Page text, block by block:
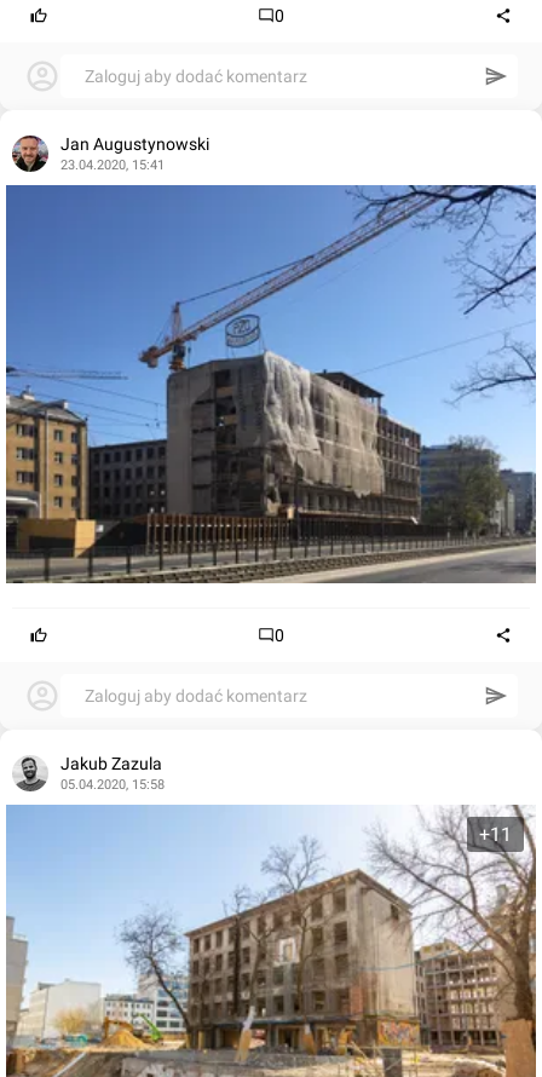
0
Zaloguj aby dodać komentarz
Jan Augustynowski
23.04.2020, 15:41
0
Zaloguj aby dodać komentarz
Jakub Zazula
05.04.2020, 15:58
+11